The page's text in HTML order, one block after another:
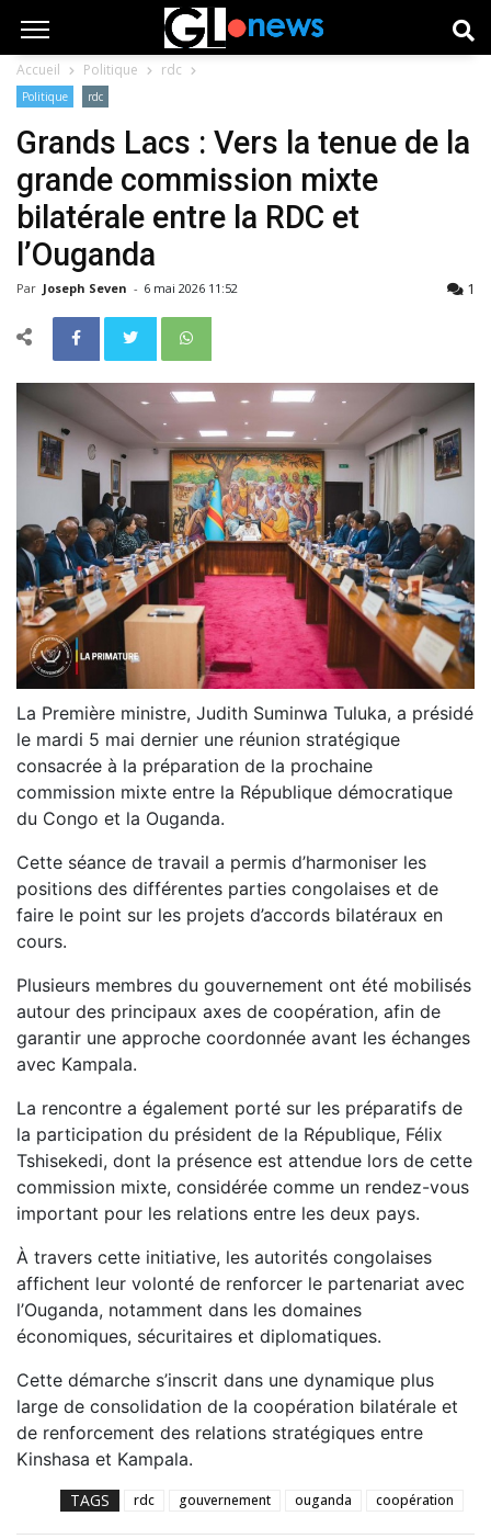
Accueil Politique rdc
Politique rdc
Grands Lacs : Vers la tenue de la
grande commission mixte
bilatérale entre la RDC et
l’Ouganda
Par Joseph Seven - 6 mai 2026 11:52 1
La Première ministre, Judith Suminwa Tuluka, a présidé
le mardi 5 mai dernier une réunion stratégique
consacrée à la préparation de la prochaine
commission mixte entre la République démocratique
du Congo et la Ouganda.
Cette séance de travail a permis d’harmoniser les
positions des différentes parties congolaises et de
faire le point sur les projets d’accords bilatéraux en
cours.
Plusieurs membres du gouvernement ont été mobilisés
autour des principaux axes de coopération, afin de
garantir une approche coordonnée avant les échanges
avec Kampala.
La rencontre a également porté sur les préparatifs de
la participation du président de la République, Félix
Tshisekedi, dont la présence est attendue lors de cette
commission mixte, considérée comme un rendez-vous
important pour les relations entre les deux pays.
À travers cette initiative, les autorités congolaises
affichent leur volonté de renforcer le partenariat avec
l’Ouganda, notamment dans les domaines
économiques, sécuritaires et diplomatiques.
Cette démarche s’inscrit dans une dynamique plus
large de consolidation de la coopération bilatérale et
de renforcement des relations stratégiques entre
Kinshasa et Kampala.
TAGS rdc gouvernement ouganda coopération